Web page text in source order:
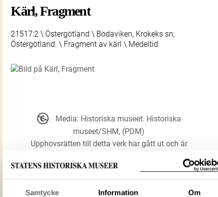
Samtycke Information Om
Kärl, Fragment
21517:2 \ Östergötland \ Bodaviken, Krokeks sn,
Östergötland. \ Fragment av kärl \ Medeltid
Media: Historiska museet. Historiska
museet/SHM, (PDM)
Upphovsrätten till detta verk har gått ut och är
upphovsperson om denne är känd.